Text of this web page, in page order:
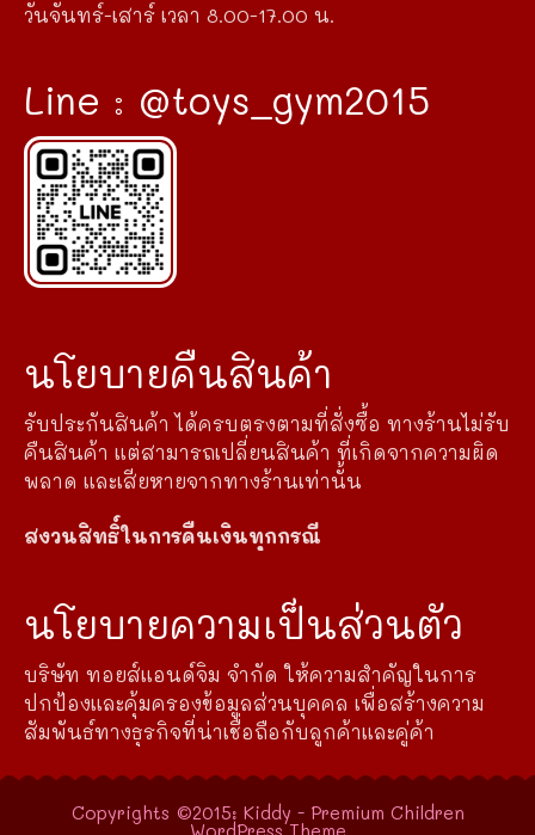
วันจันทร์-เสาร์ เวลา 8.00-17.00 น.
Line : @toys_gym2015
นโยบายคืนสินค้า
รับประกันสินค้า ได้ครบตรงตามที่สั่งซื้อ ทางร้านไม่รับ
คืนสินค้า แต่สามารถเปลี่ยนสินค้า ที่เกิดจากความผิด
พลาด และเสียหายจากทางร้านเท่านั้น
สงวนสิทธิ์ในการคืนเงินทุกกรณี
นโยบายความเป็นส่วนตัว
บริษัท ทอยส์แอนด์จิม จำกัด ให้ความสำคัญในการ
ปกป้องและคุ้มครองข้อมูลส่วนบุคคล เพื่อสร้างความ
สัมพันธ์ทางธุรกิจที่น่าเชื่อถือกับลูกค้าและคู่ค้า
Copyrights ©2015: Kiddy - Premium Children
WordPress Theme